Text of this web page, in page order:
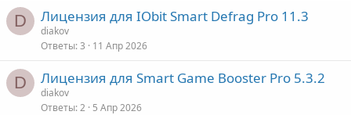
D Лицензия для IObit Smart Defrag Pro 11.3
diakov
Ответы 3 11 Апр 2026
D Лицензия для Smart Game Booster Pro 5.3.2
diakov
Ответы 2 5 Апр 2026